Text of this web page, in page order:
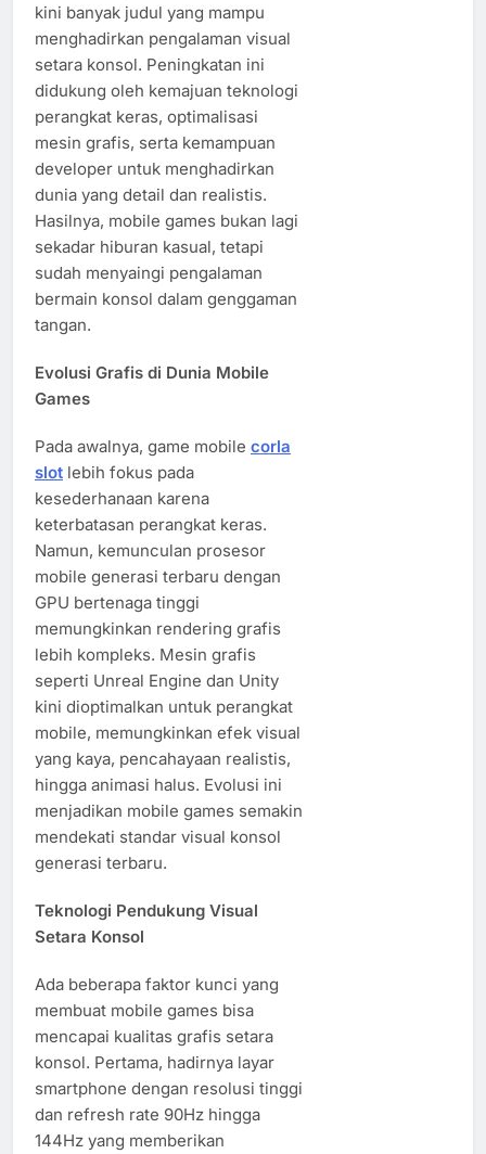
kini banyak judul yang mampu
menghadirkan pengalaman visual
setara konsol. Peningkatan ini
didukung oleh kemajuan teknologi
perangkat keras, optimalisasi
mesin grafis, serta kemampuan
developer untuk menghadirkan
dunia yang detail dan realistis.
Hasilnya, mobile games bukan lagi
sekadar hiburan kasual, tetapi
sudah menyaingi pengalaman
bermain konsol dalam genggaman
tangan.
Evolusi Grafis di Dunia Mobile
Games
Pada awalnya, game mobile corla
slot lebih fokus pada
kesederhanaan karena
keterbatasan perangkat keras.
Namun, kemunculan prosesor
mobile generasi terbaru dengan
GPU bertenaga tinggi
memungkinkan rendering grafis
lebih kompleks. Mesin grafis
seperti Unreal Engine dan Unity
kini dioptimalkan untuk perangkat
mobile, memungkinkan efek visual
yang kaya, pencahayaan realistis,
hingga animasi halus. Evolusi ini
menjadikan mobile games semakin
mendekati standar visual konsol
generasi terbaru.
Teknologi Pendukung Visual
Setara Konsol
Ada beberapa faktor kunci yang
membuat mobile games bisa
mencapai kualitas grafis setara
konsol. Pertama, hadirnya layar
smartphone dengan resolusi tinggi
dan refresh rate 90Hz hingga
144Hz yang memberikan